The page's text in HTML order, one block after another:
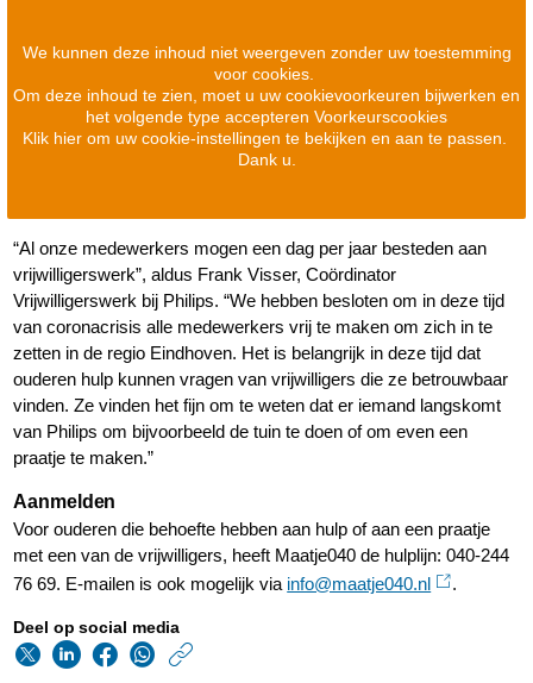
We kunnen deze inhoud niet weergeven zonder uw toestemming
voor cookies.
Om deze inhoud te zien, moet u uw cookievoorkeuren bijwerken en
het volgende type accepteren Voorkeurscookies
Klik hier om uw cookie-instellingen te bekijken en aan te passen.
Dank u.
“Al onze medewerkers mogen een dag per jaar besteden aan
vrijwilligerswerk”, aldus Frank Visser, Coördinator
Vrijwilligerswerk bij Philips. “We hebben besloten om in deze tijd
van coronacrisis alle medewerkers vrij te maken om zich in te
zetten in de regio Eindhoven. Het is belangrijk in deze tijd dat
ouderen hulp kunnen vragen van vrijwilligers die ze betrouwbaar
vinden. Ze vinden het fijn om te weten dat er iemand langskomt
van Philips om bijvoorbeeld de tuin te doen of om even een
praatje te maken.”
Aanmelden
Voor ouderen die behoefte hebben aan hulp of aan een praatje
met een van de vrijwilligers, heeft Maatje040 de hulplijn: 040-244
76 69. E-mailen is ook mogelijk via info@maatje040.nl .
Deel op social media